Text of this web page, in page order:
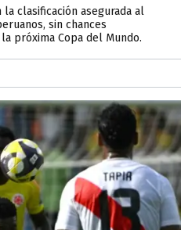
clasificación asegurada al
sin chances
próxima Copa del Mundo.